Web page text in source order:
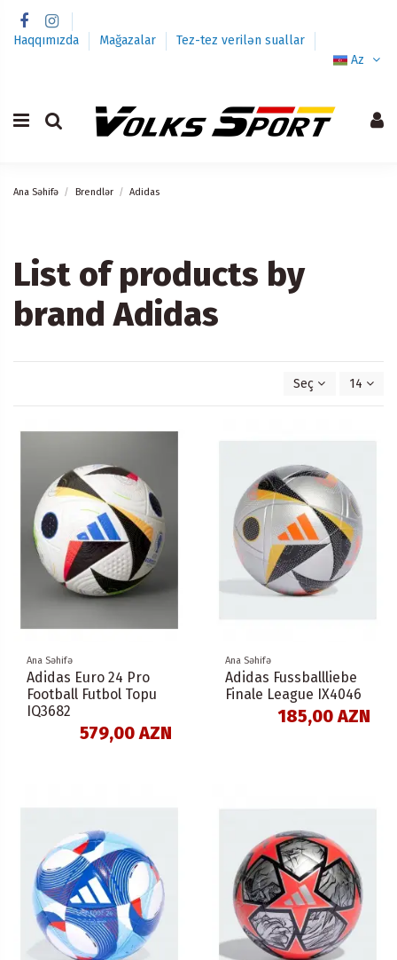
Haqqımızda Mağazalar
Tez-tez verilən suallar
Az
Ana Səhifə Brendlər Adidas
List of products by
brand Adidas
Seç 14
Ana Səhifə
Adidas Euro 24 Pro
Football Futbol Topu
IQ3682
579,00 AZN
Ana Səhifə
Adidas Fussballliebe
Finale League IX4046
185,00 AZN